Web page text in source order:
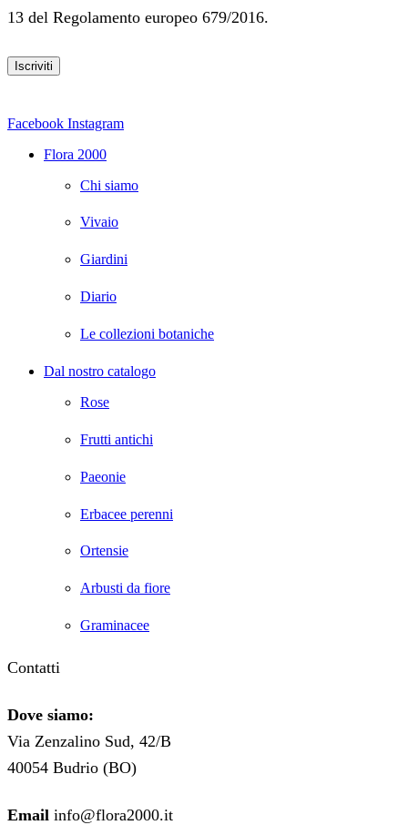
13 del Regolamento europeo 679/2016.
Facebook Instagram
Flora 2000
Chi siamo
Vivaio
Giardini
Diario
Le collezioni botaniche
Dal nostro catalogo
Rose
Frutti antichi
Paeonie
Erbacee perenni
Ortensie
Arbusti da fiore
Graminacee
Contatti
Dove siamo:
Via Zenzalino Sud, 42/B
40054 Budrio (BO)
Email info@flora2000.it